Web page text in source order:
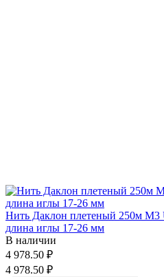
Нить Даклон плетеный 250м М3
длина иглы 17-26 мм
В наличии
4 978.50 ₽
4 978.50 ₽